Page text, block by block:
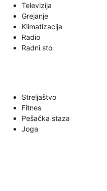
Televizija
Grejanje
Klimatizacija
Radio
Radni sto
Streljaštvo
Fitnes
Pešačka staza
Joga